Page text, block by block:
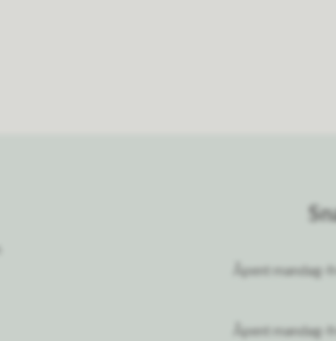
Åpent
Åpent